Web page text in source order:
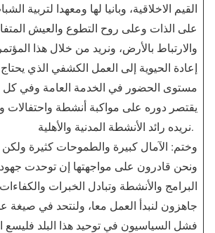
القيم الاخلاقية، وبانيا لها ومعهدا لتربية
على الذات وعلى روح التطوع والعيش
والارتباط بالأرض، ونريد من خلال هذا
إعادة الحيوية إلى العمل الكشفي الذي
مستوى الحضور في الخدمة العامة وفي كل
يقتصر دوره على مواكبة أنشطة واحتفالات
نريده رائد الأنشطة المدنية والأهلية.
وختم: الآمال كبيرة والطموحات كثيرة ولكن
ونحن قادرون على مواجهتها إن توحدت
البرامج والأنشطة وتبادل الخبرات
جاهزون لنبدأ العمل معا، ولنتحد في صيغة
فشل السياسيون في توحيد هذا البلد فليسع